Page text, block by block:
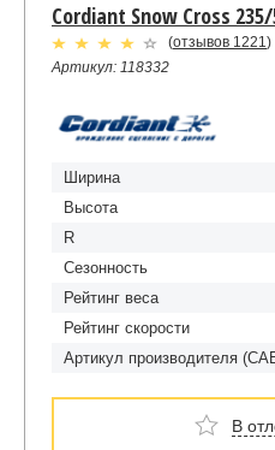
Cordiant Snow Cross
(отзывов 1221)
Артикул: 118332
Ширина
Высота
R
Сезонность
Рейтинг веса
Рейтинг скорости
Артикул производителя
В